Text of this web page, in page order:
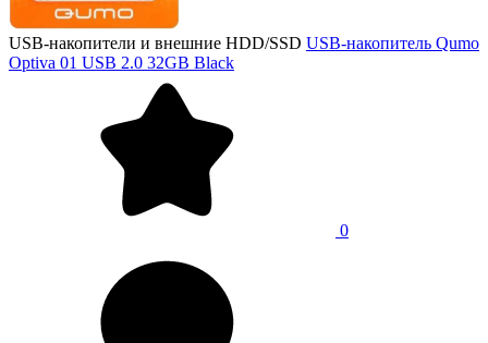
USB-накопители и внешние HDD/SSD USB-накопитель Qumo
Optiva 01 USB 2.0 32GB Black
0